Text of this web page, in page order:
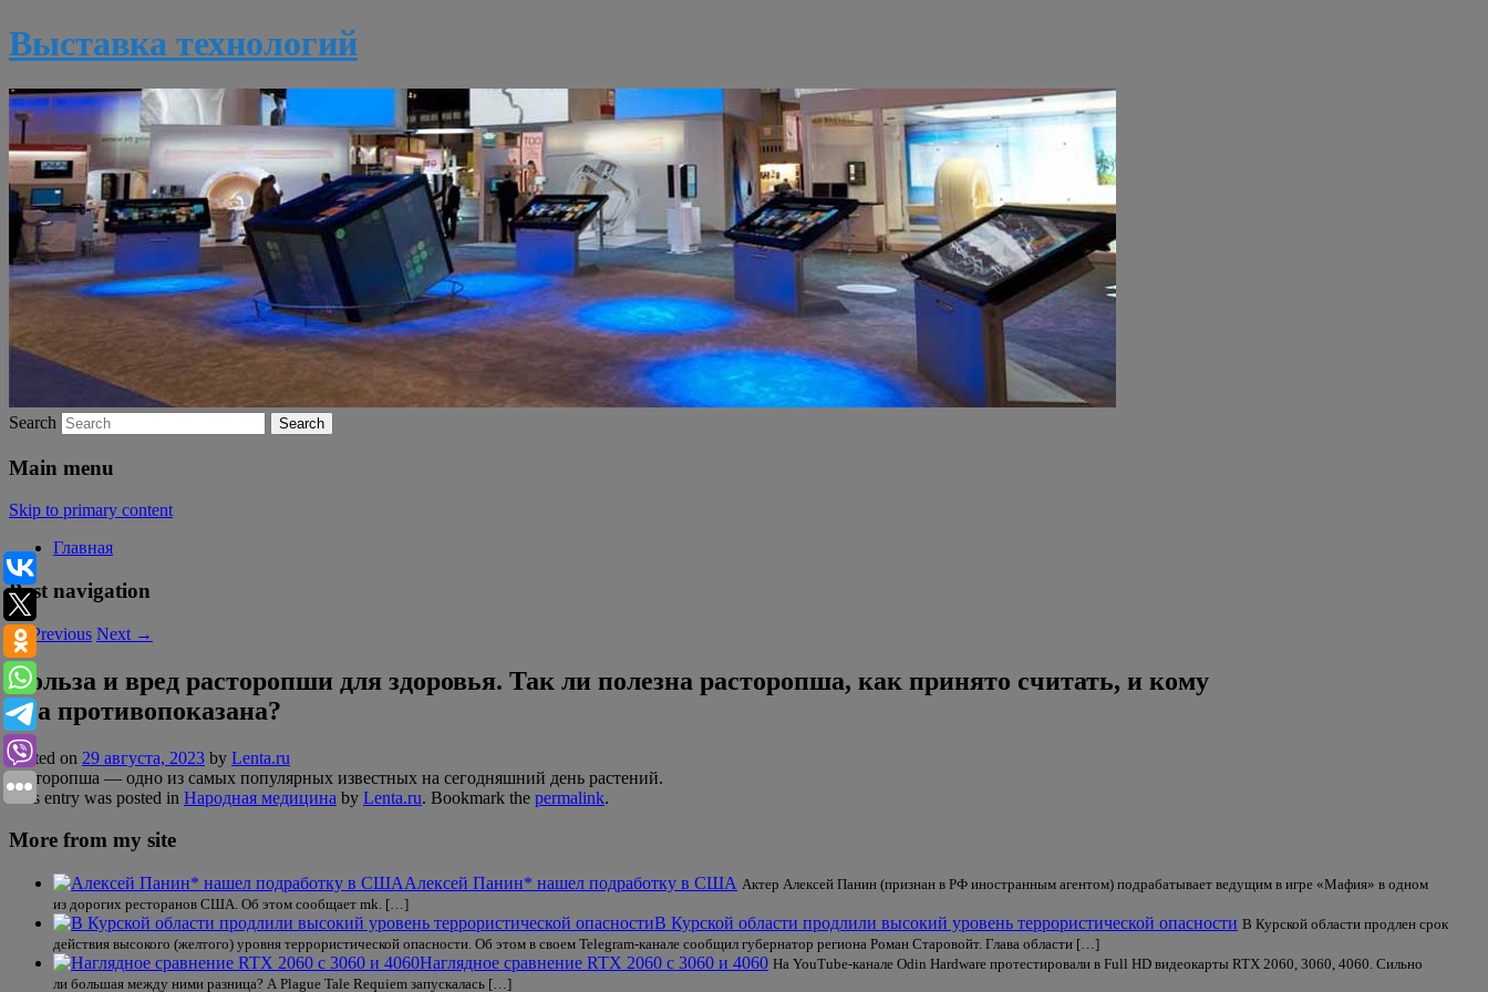
Выставка технологий
Search
Main menu
Skip to primary content
Главная
Post navigation
←Previous Next →
Польза и вред расторопши для здоровья. Так ли полезна расторопша, как принято считать, и кому
она противопоказана?
Posted on 29 августа, 2023 by Lenta.ru
Расторопша — одно из самых популярных известных на сегодняшний день растений.
This entry was posted in Народная медицина by Lenta.ru. Bookmark the permalink.
More from my site
Алексей Панин* нашел подработку в США Актер Алексей Панин (признан в РФ иностранным агентом) подрабатывает ведущим в игре «Мафия» в одном
из дорогих ресторанов США. Об этом сообщает mk. […]
В Курской области продлили высокий уровень террористической опасности В Курской области продлен срок
действия высокого (желтого) уровня террористической опасности. Об этом в своем Telegram-канале сообщил губернатор региона Роман Старовойт. Глава области […]
Наглядное сравнение RTX 2060 c 3060 и 4060 На YouTube-канале Odin Hardware протестировали в Full HD видеокарты RTX 2060, 3060, 4060. Сильно
ли большая между ними разница? A Plague Tale Requiem запускалась […]